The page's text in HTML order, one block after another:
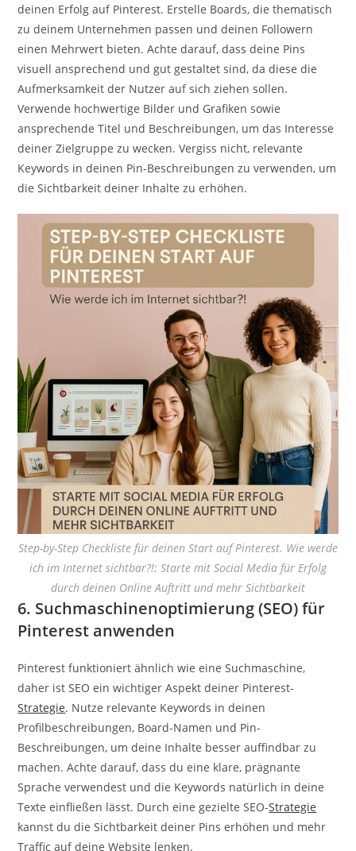
deinen Erfolg auf Pinterest. Erstelle Boards, die thematisch
zu deinem Unternehmen passen und deinen Followern
einen Mehrwert bieten. Achte darauf, dass deine Pins
visuell ansprechend und gut gestaltet sind, da diese die
Aufmerksamkeit der Nutzer auf sich ziehen sollen.
Verwende hochwertige Bilder und Grafiken sowie
ansprechende Titel und Beschreibungen, um das Interesse
deiner Zielgruppe zu wecken. Vergiss nicht, relevante
Keywords in deinen Pin-Beschreibungen zu verwenden, um
die Sichtbarkeit deiner Inhalte zu erhöhen.
Step-by-Step Checkliste für deinen Start auf Pinterest. Wie werde
ich im Internet sichtbar?!: Starte mit Social Media für Erfolg
durch deinen Online Auftritt und mehr Sichtbarkeit
6. Suchmaschinenoptimierung (SEO) für
Pinterest anwenden
Pinterest funktioniert ähnlich wie eine Suchmaschine,
daher ist SEO ein wichtiger Aspekt deiner Pinterest-
Strategie. Nutze relevante Keywords in deinen
Profilbeschreibungen, Board-Namen und Pin-
Beschreibungen, um deine Inhalte besser auffindbar zu
machen. Achte darauf, dass du eine klare, prägnante
Sprache verwendest und die Keywords natürlich in deine
Texte einfließen lässt. Durch eine gezielte SEO-Strategie
kannst du die Sichtbarkeit deiner Pins erhöhen und mehr
Traffic auf deine Website lenken.